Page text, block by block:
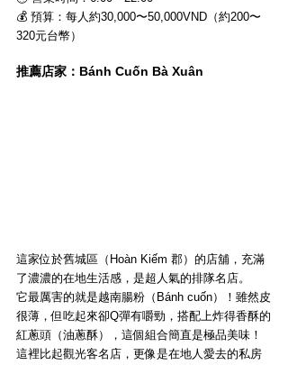
💰 預算：每人約30,000〜50,000VND（約200〜
320元台幣）
推薦店家：Bánh Cuốn Bà Xuân
這家位於舊城區（Hoàn Kiếm 郡）的店舖，充滿
了濃濃的在地生活感，是超人氣的排隊名店。
它最厲害的就是越南腸粉（Bánh cuốn）！雖然皮
很薄，但吃起來卻Q彈有嚼勁，搭配上炸得香酥的
紅蔥頭（油蔥酥），這個組合簡直是極品美味！
這裡比起觀光客名店，更像是在地人愛去的私房